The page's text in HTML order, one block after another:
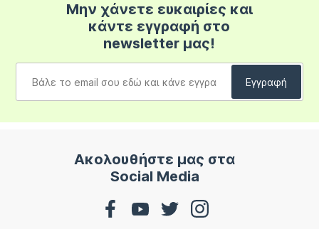
Μην χάνετε ευκαιρίες και
κάντε εγγραφή στο
newsletter μας!
Ακολουθήστε μας στα
Social Media